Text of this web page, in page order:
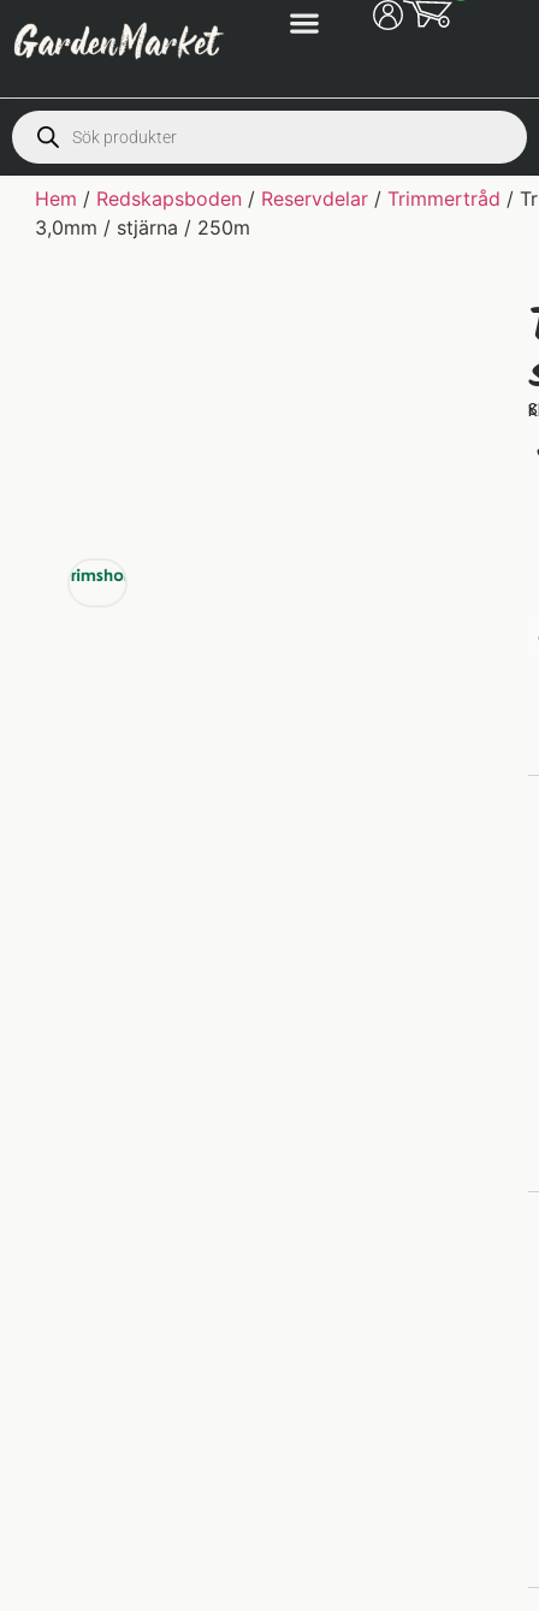
Hem / Redskapsboden / Reservdelar /Trimmertråd /
3,0mm / stjärna / 250m